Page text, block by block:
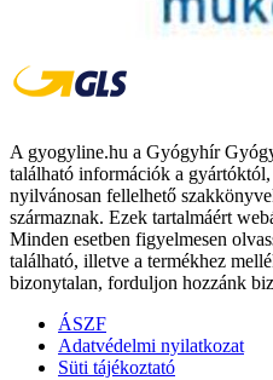
A gyogyline.hu a Gyógyhír
található információk a
nyilvánosan fellelhető
származnak. Ezek tartalmáért
Minden esetben figyelmesen
található, illetve a termékhez
bizonytalan, forduljon hozzánk
ÁSZF
Adatvédelmi nyilatkozat
Süti tájékoztató